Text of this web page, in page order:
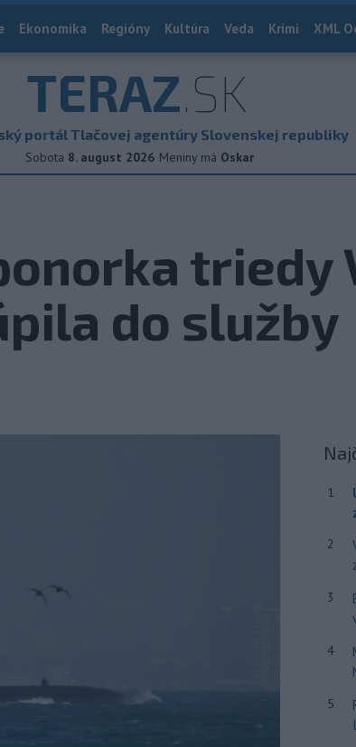
Ekonomika Regióny Kultúra Veda Krimi XML
TERAZ.SK
portál Tlačovej agentúry Slovenskej republiky
Sobota 8. august 2026 Meniny má Oskar
triedy
do služby
1
2
3
4
5